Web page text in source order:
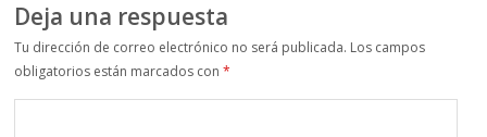
Deja una respuesta
Tu dirección de correo electrónico no será publicada. Los campos
obligatorios están marcados con*